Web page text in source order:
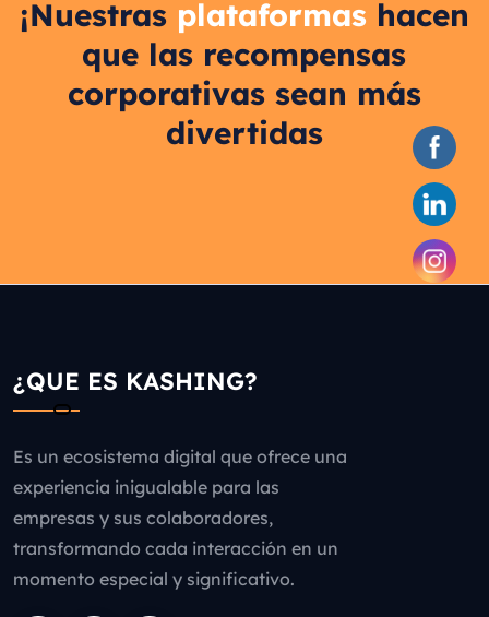
¡Nuestras plataformas hacen
que las recompensas
corporativas sean más
divertidas
¿QUE ES KASHING?
Es un ecosistema digital que ofrece una
experiencia inigualable para las
empresas y sus colaboradores,
transformando cada interacción en un
momento especial y significativo.